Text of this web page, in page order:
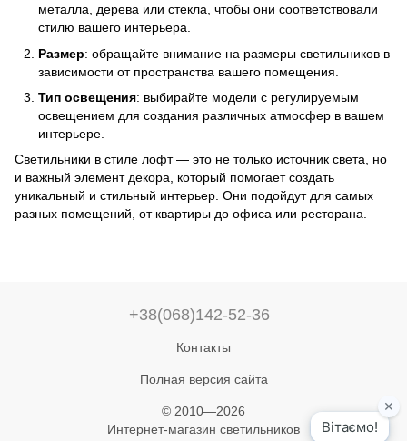
металла, дерева или стекла, чтобы они соответствовали
стилю вашего интерьера.
Размер: обращайте внимание на размеры светильников в
зависимости от пространства вашего помещения.
Тип освещения: выбирайте модели с регулируемым
освещением для создания различных атмосфер в вашем
интерьере.
Светильники в стиле лофт — это не только источник света, но
и важный элемент декора, который помогает создать
уникальный и стильный интерьер. Они подойдут для самых
разных помещений, от квартиры до офиса или ресторана.
+38(068)142-52-36
Контакты
Полная версия сайта
© 2010—2026
Интернет-магазин светильников